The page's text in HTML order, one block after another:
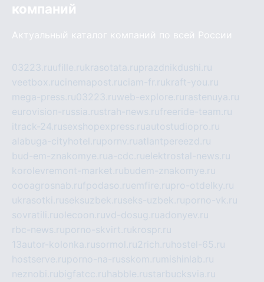
компаний
Актуальный каталог компаний по всей России
03223.ruufille.rukrasotata.ruprazdnikdushi.ru
veetbox.rucinemapost.ruciam-fr.rukraft-you.ru
mega-press.ru03223.ruweb-explore.ru rastenuya.ru
eurovision-russia.rustrah-news.rufreeride-team.ru
itrack-24.rusexshopexpress.ruautostudiopro.ru
alabuga-cityhotel.rupornv.ruatlantpereezd.ru
bud-em-znakomye.rua-cdc.ruelektrostal-news.ru
korolevremont-market.rubudem-znakomye.ru
oooagrosnab.rufpodaso.ruemfire.rupro-otdelky.ru
ukrasotki.ruseksuzbek.ruseks-uzbek.ruporno-vk.ru
sovratili.ruolecoon.ruvd-dosug.ruadonyev.ru
rbc-news.ruporno-skvirt.rukrospr.ru
13autor-kolonka.rusormol.ru2rich.ru hostel-65.ru
hostserve.ruporno-na-russkom.ru mishinlab.ru
neznobi.rubigfatcc.ru habble.rustarbucksvia.ru